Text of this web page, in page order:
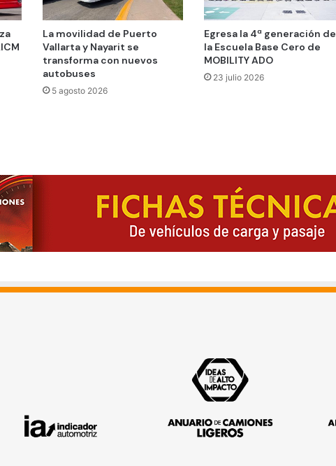
La movilidad de Puerto
Vallarta y Nayarit se
transforma con nuevos
autobuses
5 agosto 2026
Egresa la 4ª generación de
la Escuela Base Cero de
MOBILITY ADO
23 julio 2026